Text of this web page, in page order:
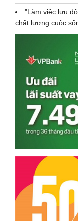
"Làm việc lưu
chất lượng cuộc